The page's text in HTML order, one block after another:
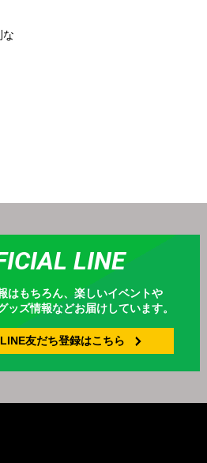
な
LINE
はもちろん、 楽しいイベントや
ッズ情報などお届けしています。
LINE友だち登録はこちら